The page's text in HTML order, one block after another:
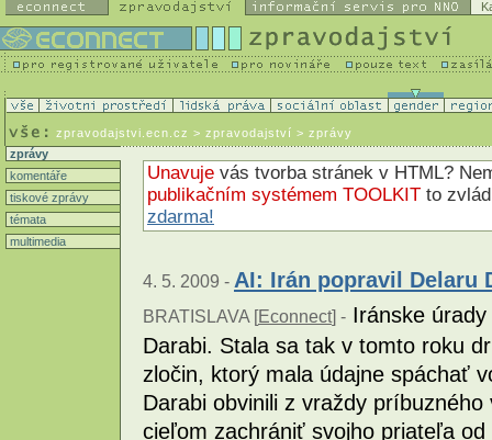
zpravodajstvi.ecn.cz > zpravodajství > zprávy
zprávy
komentáře
tiskové zprávy
témata
multimedia
Unavuje vás tvorba stránek v HTML?
publikačním systémem TOOLKIT to
zdarma!
4. 5. 2009 - AI: Irán popravil Delaru
BRATISLAVA [Econnect] - Iránske
Darabi. Stala sa tak v tomto roku
zločin, ktorý mala údajne spáchať
Darabi obvinili z vraždy
cieľom zachrániť svojho priateľa